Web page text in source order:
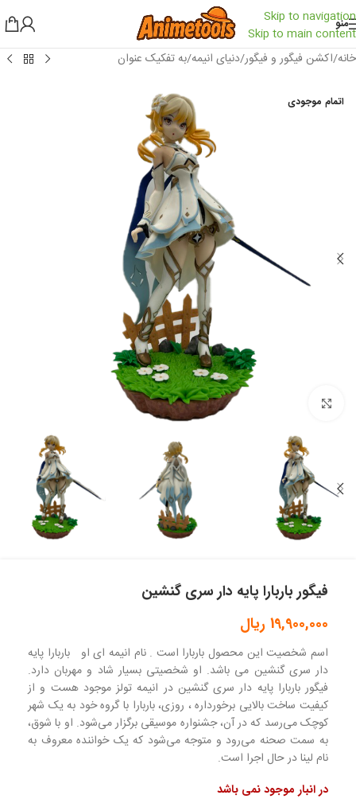
Skip to navigation
Skip to main content
منو
خانه/اکشن فیگور و فیگور/دنیای انیمه/به تفکیک عنوان
اتمام موجودی
فیگور باربارا پایه دار سری گنشین
19,900,000 ریال
اسم شخصیت این محصول باربارا است . نام انیمه ای او باربارا پایه
دار سری گنشین می باشد. او شخصیتی بسیار شاد و مهربان دارد.
فیگور باربارا پایه دار سری گنشین در انیمه تولز موجود هست و از
کیفیت ساخت بالایی برخورداره ، روزی، باربارا با گروه خود به یک شهر
کوچک می‌رسد که در آن، جشنواره موسیقی برگزار می‌شود. او با شوق،
به سمت صحنه می‌رود و متوجه می‌شود که یک خواننده معروف به
نام لینا در حال اجرا است.
در انبار موجود نمی باشد